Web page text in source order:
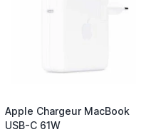
Apple Chargeur MacBook
USB-C 61W